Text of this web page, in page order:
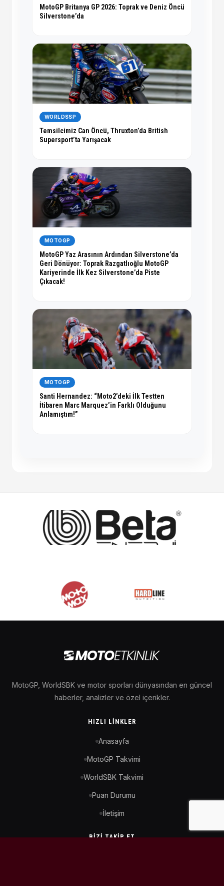
MotoGP Britanya GP 2026: Toprak ve Deniz Öncü
Silverstone’da
WORLDSSP
Temsilcimiz Can Öncü, Thruxton’da British
Supersport’ta Yarışacak
MOTOGP
MotoGP Yaz Arasının Ardından Silverstone’da
Geri Dönüyor: Toprak Razgatlıoğlu MotoGP
Kariyerinde İlk Kez Silverstone’da Piste
Çıkacak!
MOTOGP
Santi Hernandez: “Moto2’deki İlk Testten
İtibaren Marc Marquez’in Farklı Olduğunu
Anlamıştım!”
MotoGP, WorldSBK ve motor sporları dünyasından en güncel
haberler, analizler ve özel içerikler.
HIZLI LINKLER
Anasayfa
MotoGP Takvimi
WorldSBK Takvimi
Puan Durumu
İletişim
BIZI TAKIP ET